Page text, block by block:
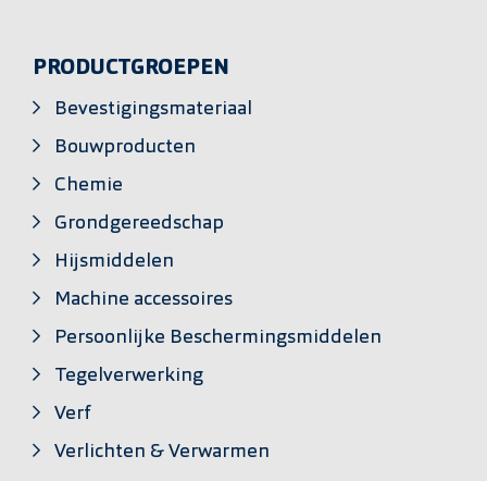
PRODUCTGROEPEN
Bevestigingsmateriaal
Bouwproducten
Chemie
Grondgereedschap
Hijsmiddelen
Machine accessoires
Persoonlijke Beschermingsmiddelen
Tegelverwerking
Verf
Verlichten & Verwarmen